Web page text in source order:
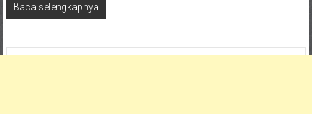
Baca selengkapnya